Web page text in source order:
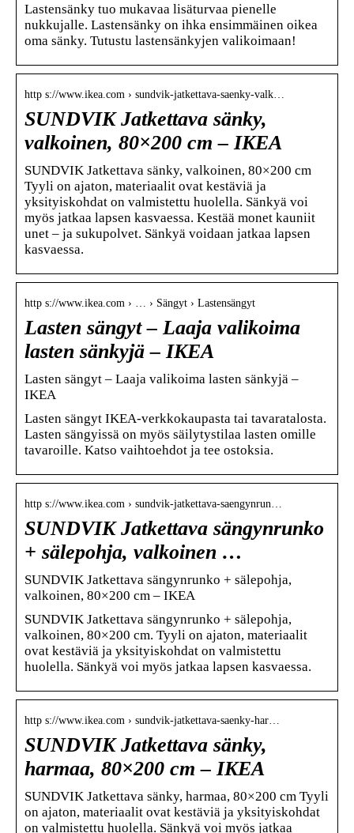
Lastensänky tuo mukavaa lisäturvaa pienelle
nukkujalle. Lastensänky on ihka ensimmäinen oikea
oma sänky. Tutustu lastensänkyjen valikoimaan!
http s://www.ikea.com › sundvik-jatkettava-saenky-valk…
SUNDVIK Jatkettava sänky,
valkoinen, 80×200 cm – IKEA
SUNDVIK Jatkettava sänky, valkoinen, 80×200 cm
Tyyli on ajaton, materiaalit ovat kestäviä ja
yksityiskohdat on valmistettu huolella. Sänkyä voi
myös jatkaa lapsen kasvaessa. Kestää monet kauniit
unet – ja sukupolvet. Sänkyä voidaan jatkaa lapsen
kasvaessa.
http s://www.ikea.com › … › Sängyt › Lastensängyt
Lasten sängyt – Laaja valikoima
lasten sänkyjä – IKEA
Lasten sängyt – Laaja valikoima lasten sänkyjä –
IKEA
Lasten sängyt IKEA-verkkokaupasta tai tavaratalosta.
Lasten sängyissä on myös säilytystilaa lasten omille
tavaroille. Katso vaihtoehdot ja tee ostoksia.
http s://www.ikea.com › sundvik-jatkettava-saengynrun…
SUNDVIK Jatkettava sängynrunko
+ sälepohja, valkoinen …
SUNDVIK Jatkettava sängynrunko + sälepohja,
valkoinen, 80×200 cm – IKEA
SUNDVIK Jatkettava sängynrunko + sälepohja,
valkoinen, 80×200 cm. Tyyli on ajaton, materiaalit
ovat kestäviä ja yksityiskohdat on valmistettu
huolella. Sänkyä voi myös jatkaa lapsen kasvaessa.
http s://www.ikea.com › sundvik-jatkettava-saenky-har…
SUNDVIK Jatkettava sänky,
harmaa, 80×200 cm – IKEA
SUNDVIK Jatkettava sänky, harmaa, 80×200 cm Tyyli
on ajaton, materiaalit ovat kestäviä ja yksityiskohdat
on valmistettu huolella. Sänkyä voi myös jatkaa